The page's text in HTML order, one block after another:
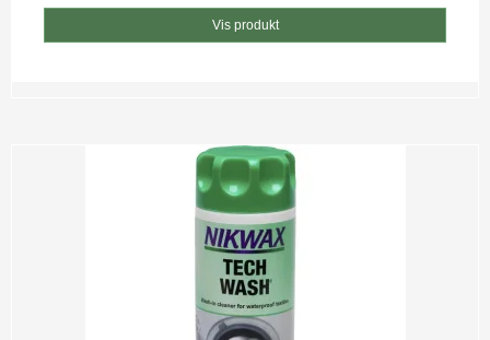
Vis produkt